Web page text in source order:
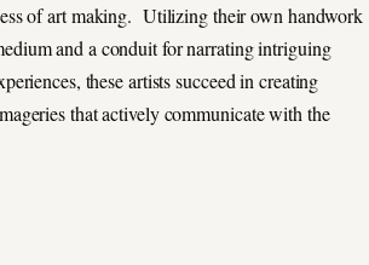
of art making. Utilizing their own handwork
and a conduit for narrating intriguing
these artists succeed in creating
that actively communicate with the